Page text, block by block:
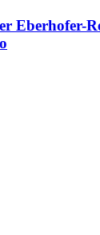
Eberhofer-